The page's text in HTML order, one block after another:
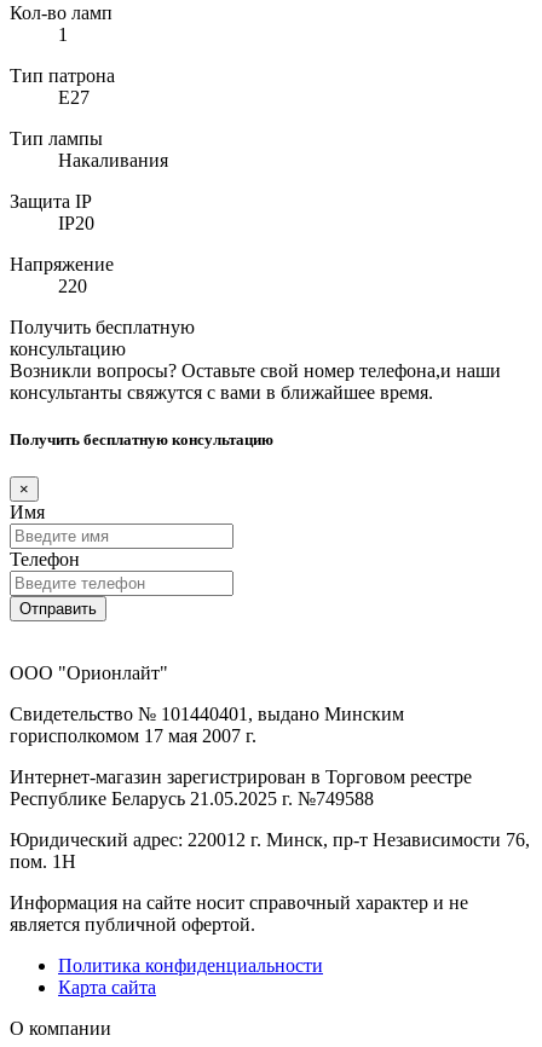
Кол-во ламп
1
Тип патрона
E27
Тип лампы
Накаливания
Защита IP
IP20
Напряжение
220
Получить бесплатную
консультацию
Возникли вопросы? Оставьте свой номер телефона,и наши
консультанты свяжутся с вами в ближайшее время.
Получить бесплатную консультацию
×
Имя
Телефон
Отправить
ООО "Орионлайт"
Свидетельство № 101440401, выдано Минским
горисполкомом 17 мая 2007 г.
Интернет-магазин зарегистрирован в Торговом реестре
Республике Беларусь 21.05.2025 г. №749588
Юридический адрес: 220012 г. Минск, пр-т Независимости 76,
пом. 1Н
Информация на сайте носит справочный характер и не
является публичной офертой.
Политика конфиденциальности
Карта сайта
О компании